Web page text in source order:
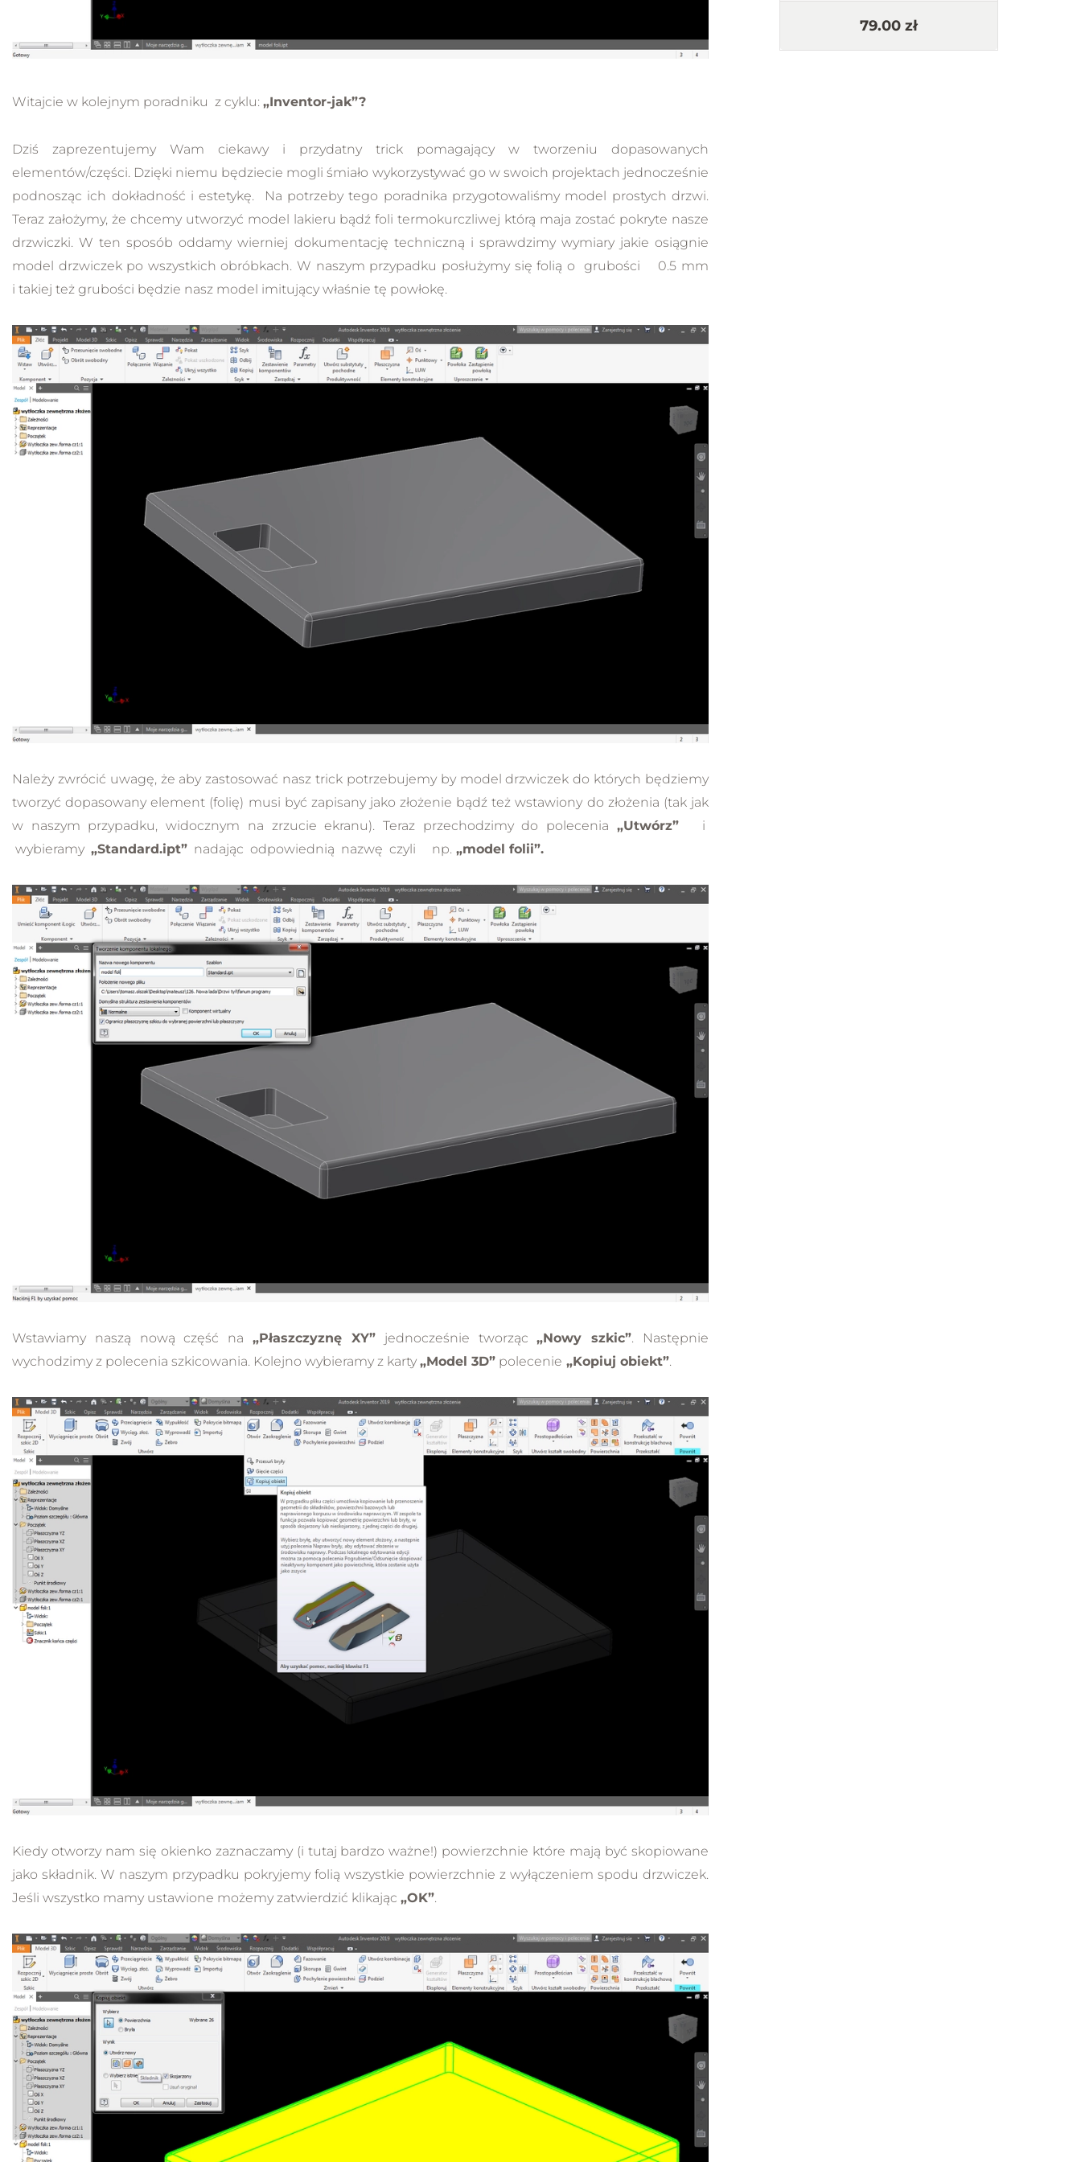
Witajcie w kolejnym poradniku z cyklu: „Inventor-jak”?
Dziś zaprezentujemy Wam ciekawy i przydatny trick pomagający w tworzeniu dopasowanych
elementów/części. Dzięki niemu będziecie mogli śmiało wykorzystywać go w swoich projektach jednocześnie
podnosząc ich dokładność i estetykę. Na potrzeby tego poradnika przygotowaliśmy model prostych drzwi.
Teraz założymy, że chcemy utworzyć model lakieru bądź foli termokurczliwej którą maja zostać pokryte nasze
drzwiczki. W ten sposób oddamy wierniej dokumentację techniczną i sprawdzimy wymiary jakie osiągnie
model drzwiczek po wszystkich obróbkach. W naszym przypadku posłużymy się folią o grubości 0.5 mm
i takiej też grubości będzie nasz model imitujący właśnie tę powłokę.
Należy zwrócić uwagę, że aby zastosować nasz trick potrzebujemy by model drzwiczek do których będziemy
tworzyć dopasowany element (folię) musi być zapisany jako złożenie bądź też wstawiony do złożenia (tak jak
w naszym przypadku, widocznym na zrzucie ekranu). Teraz przechodzimy do polecenia „Utwórz”i
wybieramy „Standard.ipt” nadając odpowiednią nazwę czyli np. „model folii”.
Wstawiamy naszą nową część na„Płaszczyznę XY”jednocześnie tworząc„Nowy szkic”. Następnie
wychodzimy z polecenia szkicowania. Kolejno wybieramy z karty „Model 3D” polecenie „Kopiuj obiekt”.
Kiedy otworzy nam się okienko zaznaczamy (i tutaj bardzo ważne!) powierzchnie które mają być skopiowane
jako składnik. W naszym przypadku pokryjemy folią wszystkie powierzchnie z wyłączeniem spodu drzwiczek.
Jeśli wszystko mamy ustawione możemy zatwierdzić klikając „OK”.
79.00 zł